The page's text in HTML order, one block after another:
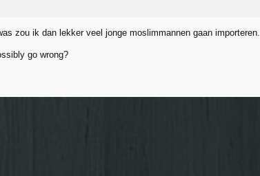
zou ik dan lekker veel jonge moslimmannen gaan importeren.
go wrong?